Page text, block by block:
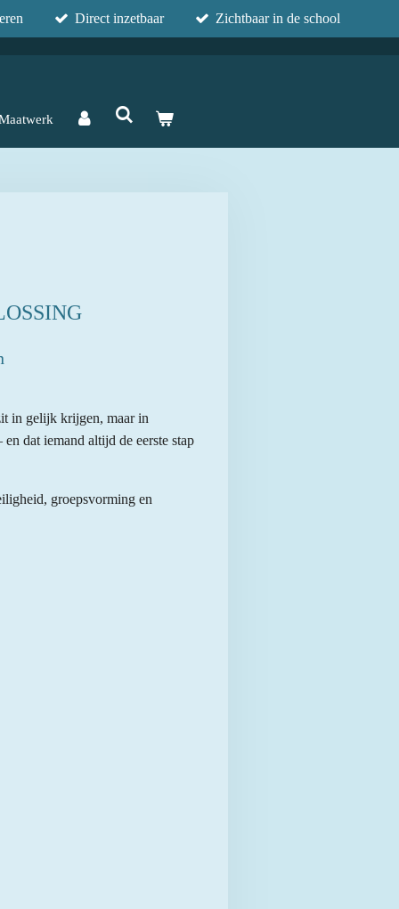
Direct inzetbaar Zichtbaar in de school
in gelijk krijgen, maar in
dat iemand altijd de eerste stap
groepsvorming en